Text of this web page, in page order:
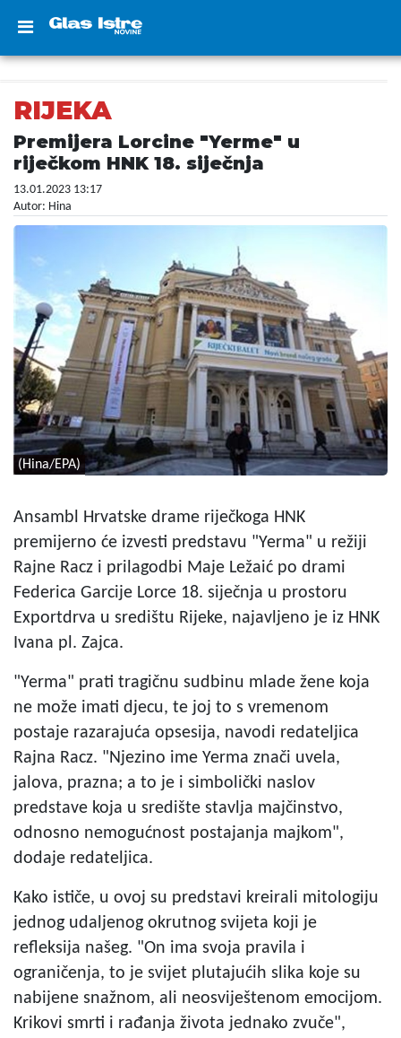
RIJEKA
Premijera Lorcine "Yerme" u
riječkom HNK 18. siječnja
13.01.2023 13:17
Autor: Hina
(Hina/EPA)
Ansambl Hrvatske drame riječkoga HNK
premijerno će izvesti predstavu "Yerma" u režiji
Rajne Racz i prilagodbi Maje Ležaić po drami
Federica Garcije Lorce 18. siječnja u prostoru
Exportdrva u središtu Rijeke, najavljeno je iz HNK
Ivana pl. Zajca.
"Yerma" prati tragičnu sudbinu mlade žene koja
ne može imati djecu, te joj to s vremenom
postaje razarajuća opsesija, navodi redateljica
Rajna Racz. "Njezino ime Yerma znači uvela,
jalova, prazna; a to je i simbolički naslov
predstave koja u središte stavlja majčinstvo,
odnosno nemogućnost postajanja majkom",
dodaje redateljica.
Kako ističe, u ovoj su predstavi kreirali mitologiju
jednog udaljenog okrutnog svijeta koji je
refleksija našeg. "On ima svoja pravila i
ograničenja, to je svijet plutajućih slika koje su
nabijene snažnom, ali neosviještenom emocijom.
Krikovi smrti i rađanja života jednako zvuče",